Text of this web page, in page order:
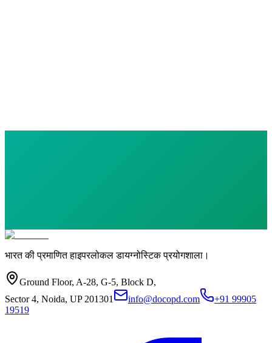
भारत की प्रमाणित हाइपरलोकल डायग्नोस्टिक प्रयोगशाला।
Ground Floor, A-28, G-5, Block D,
Sector 4, Noida, UP 201301
info@docopd.com
+91 99905
19519